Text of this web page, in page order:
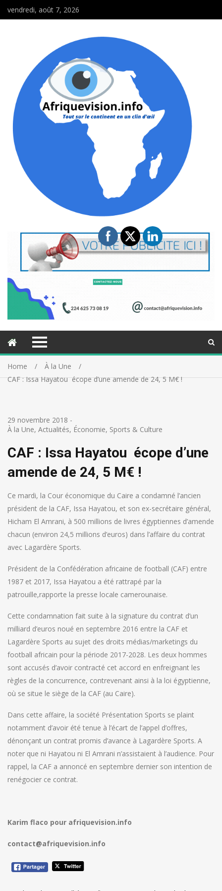
vendredi, août 7, 2026
Home
À la Une
CAF : Issa Hayatou écope d’une amende de 24, 5 M€ !
29 novembre 2018 -
À la Une, Actualités, Économie, Sports & Culture
CAF : Issa Hayatou écope d’une
amende de 24, 5 M€ !
Ce mardi, la Cour économique du Caire a condamné l’ancien
président de la CAF, Issa Hayatou, et son ex-secrétaire général,
Hicham El Amrani, à 500 millions de livres égyptiennes d’amende
chacun (environ 24,5 millions d’euros) dans l’affaire du contrat
avec Lagardère Sports.
Président de la Confédération africaine de football (CAF) entre
1987 et 2017, Issa Hayatou a été rattrapé par la
patrouille,rapporte la presse locale camerounaise.
Cette condamnation fait suite à la signature du contrat d’un
milliard d’euros noué en septembre 2016 entre la CAF et
Lagardère Sports au sujet des droits médias/marketings du
football africain pour la période 2017-2028. Les deux hommes
sont accusés d’avoir contracté cet accord en enfreignant les
règles de la concurrence, contrevenant ainsi à la loi égyptienne,
où se situe le siège de la CAF (au Caire).
Dans cette affaire, la société Présentation Sports se plaint
notamment d’avoir été tenue à l’écart de l’appel d’offres,
dénonçant un contrat promis d’avance à Lagardère Sports. A
noter que ni Hayatou ni El Amrani n’assistaient à l’audience. Pour
rappel, la CAF a annoncé en septembre dernier son intention de
renégocier ce contrat.
Karim flaco pour afriquevision.info
contact@afriquevision.info